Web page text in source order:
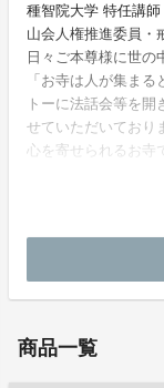
種智院大学 特任講
山会人権推進委員・
日々ご本尊様に世
「お寺は人が集ま
トーに法話会等を
せていただいており
心を寄せられるお寺
商品一覧